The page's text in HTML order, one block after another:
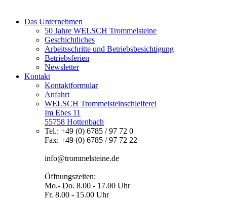
Das Unternehmen
50 Jahre WELSCH Trommelsteine
Geschichtliches
Arbeitsschritte und Betriebsbesichtigung
Betriebsferien
Newsletter
Kontakt
Kontaktformular
Anfahrt
WELSCH Trommelsteinschleiferei
Im Ebes 11
55758 Hottenbach
Tel.: +49 (0) 6785 / 97 72 0
Fax: +49 (0) 6785 / 97 72 22
info@trommelsteine.de
Öffnungszeiten:
Mo.- Do. 8.00 - 17.00 Uhr
Fr. 8.00 - 15.00 Uhr